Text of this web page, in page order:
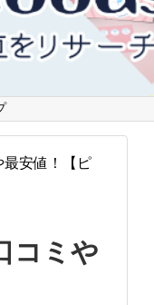
最安値！【ピ
コミや